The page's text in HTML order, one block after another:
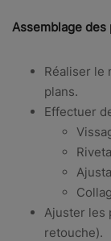
Assemblage des
Réaliser le
plans.
Effectuer
Ajuster les
retouche).